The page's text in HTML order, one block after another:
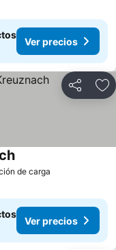
Ver precios
Compartir
de carga
Ver precios